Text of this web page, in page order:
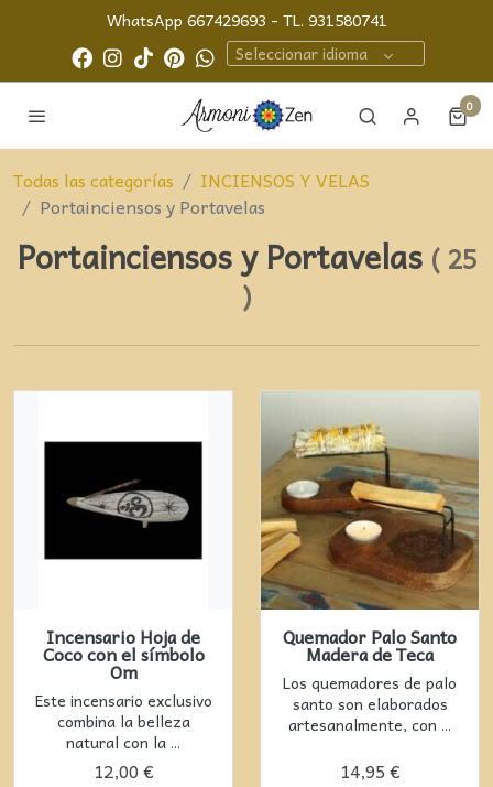
WhatsApp 667429693 - TL. 931580741
Seleccionar idioma
0
Todas las categorías
INCIENSOS Y VELAS
Portainciensos y Portavelas
Portainciensos y Portavelas ( 25
)
Incensario Hoja de
Coco con el símbolo
Om
Este incensario exclusivo
combina la belleza
natural con la ...
12,00 €
Quemador Palo Santo
Madera de Teca
Los quemadores de palo
santo son elaborados
artesanalmente, con ...
14,95 €